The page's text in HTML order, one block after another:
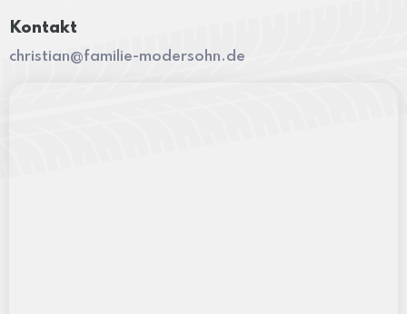
Kontakt
christian@familie-modersohn.de